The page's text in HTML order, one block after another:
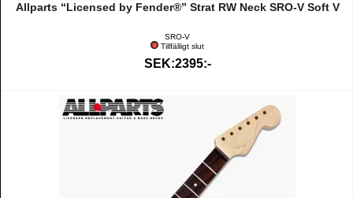
Allparts “Licensed by Fender®” Strat RW Neck SRO-V Soft V
SRO-V
Tillfälligt slut
SEK:2395:-